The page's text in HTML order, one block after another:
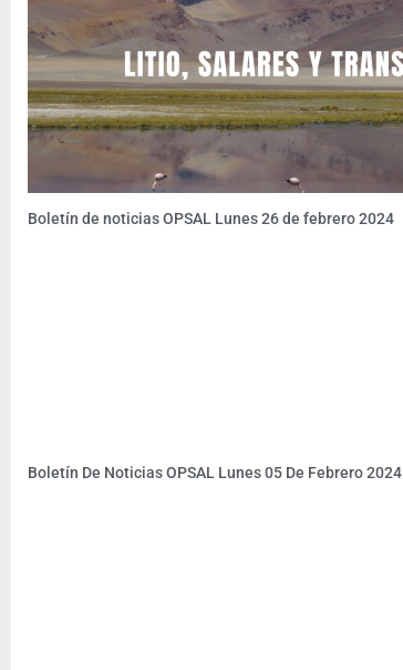
Boletín de noticias OPSAL Lunes 26 de febrero 2024
Boletín De Noticias OPSAL Lunes 05 De Febrero 2024